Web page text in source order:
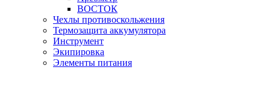
ВОСТОК
Чехлы противоскольжения
Термозащита аккумулятора
Инструмент
Экипировка
Элементы питания